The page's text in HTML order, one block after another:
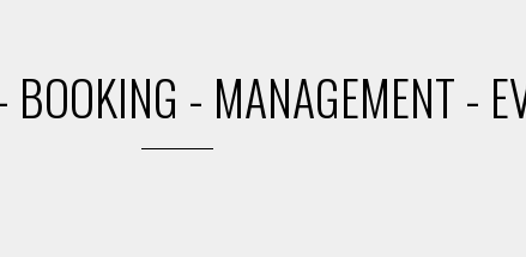
- MANAGEMENT -